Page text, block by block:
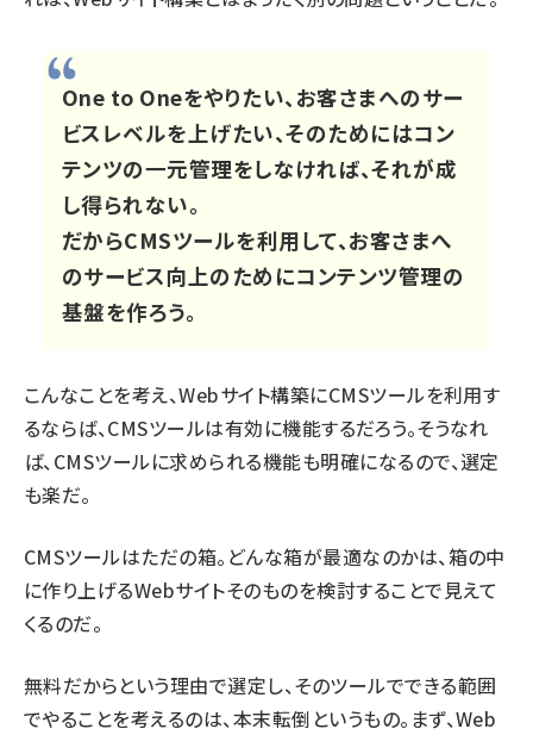
One to Oneをやりたい、お客さまへのサー
ビスレベルを上げたい、そのためにはコン
テンツの一元管理をしなければ、それが成
し得られない。
だからCMSツールを利用して、お客さまへ
のサービス向上のためにコンテンツ管理の
基盤を作ろう。
こんなことを考え、Webサイト構築にCMSツールを利用す
るならば、CMSツールは有効に機能するだろう。そうなれ
ば、CMSツールに求められる機能も明確になるので、選定
も楽だ。
CMSツールはただの箱。どんな箱が最適なのかは、箱の中
に作り上げるWebサイトそのものを検討することで見えて
くるのだ。
無料だからという理由で選定し、そのツールでできる範囲
でやることを考えるのは、本末転倒というもの。まず、Web